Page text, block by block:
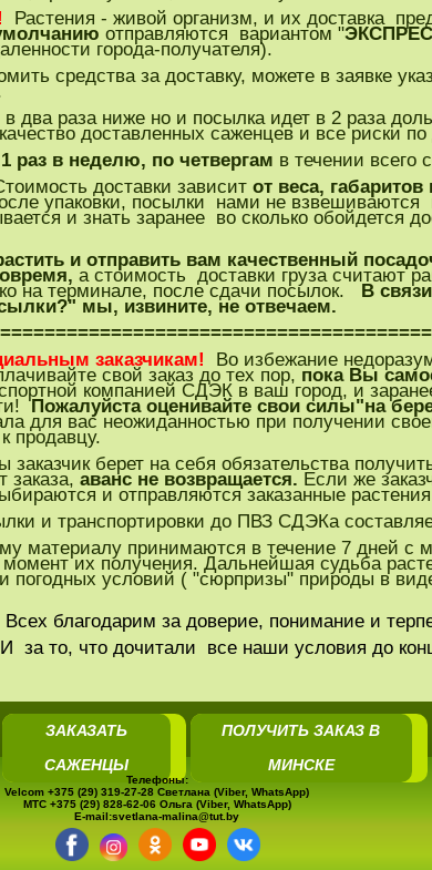
Растения - живой организм, и их доставка
отправляются вариантом "
города-получателя).
средства за доставку, можете в заявке
в два раза ниже но и посылка идет в 2 раза
доставленных саженцев и все риски по
1 раз в неделю, по четвергам в течении всего
доставки зависит от веса,
упаковки, посылки нами не
и знать заранее во сколько обойдется
и отправить вам качественный
а стоимость доставки груза считают
на терминале, после сдачи посылок. В
мы, извините, не отвечаем.
заказчикам!
Во избежание
свой заказ до тех пор, пока Вы
компанией СДЭК в ваш город, и
Пожалуйста оценивайте свои силы"на
для вас неожиданностью при получении
продавцу.
берет на себя обязательства
заказа, аванс не возвращается. Если же
и отправляются заказанные
и транспортировки до ПВЗ СДЭКа
материалу принимаются в течение 7 дней с
их получения. Дальнейшая судьба
погодных условий ( "сюрпризы" природы в
Всех благодарим за доверие, понимание и
дочитали все наши условия до
ЗАКАЗАТЬ
САЖЕНЦЫ
ПОЛУЧИТЬ ЗАКАЗ В
МИНСКЕ
Телефоны:
Velcom +375 (29) 319-27-28 Светлана (Viber, WhatsApp)
МТС +375 (29) 828-62-06 Ольга (Viber, WhatsApp)
E-mail:svetlana-malina@tut.by